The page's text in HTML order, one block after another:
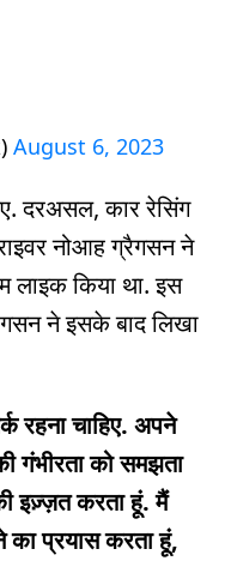
August 6, 2023
दरअसल, कार रेसिंग
नोआह ग्रैगसन ने
लाइक किया था. इस
ने इसके बाद लिखा
रहना चाहिए. अपने
गंभीरता को समझता
इज़्ज़त करता हूं. मैं
का प्रयास करता हूं,